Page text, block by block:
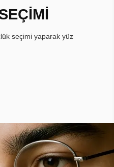
seçimi yaparak yüz